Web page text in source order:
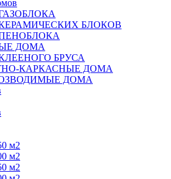
БЛОКОВ
ДОМА
БРУСА
КАРКАСНЫЕ ДОМА
ДОМА
м2
м2
м2